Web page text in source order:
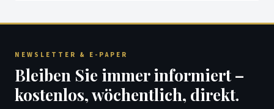
NEWSLETTER & E-PAPER
Bleiben Sie immer informiert –
kostenlos, wöchentlich, direkt.